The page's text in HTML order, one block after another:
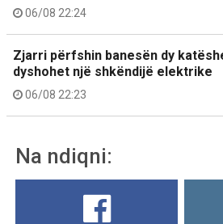
06/08 22:24
Zjarri përfshin banesën dy
dyshohet një shkëndijë elektrike
06/08 22:23
Na ndiqni: